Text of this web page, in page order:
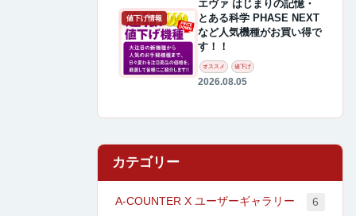
値下げ情報
エヴァ はじまりの記憶・
とある科学 PHASE NEXT
など人気機種がお買い得で
す！！
オススメ 値下げ
2026.08.05
カテゴリー
A-COUNTER X ユーザーギャラリー 6